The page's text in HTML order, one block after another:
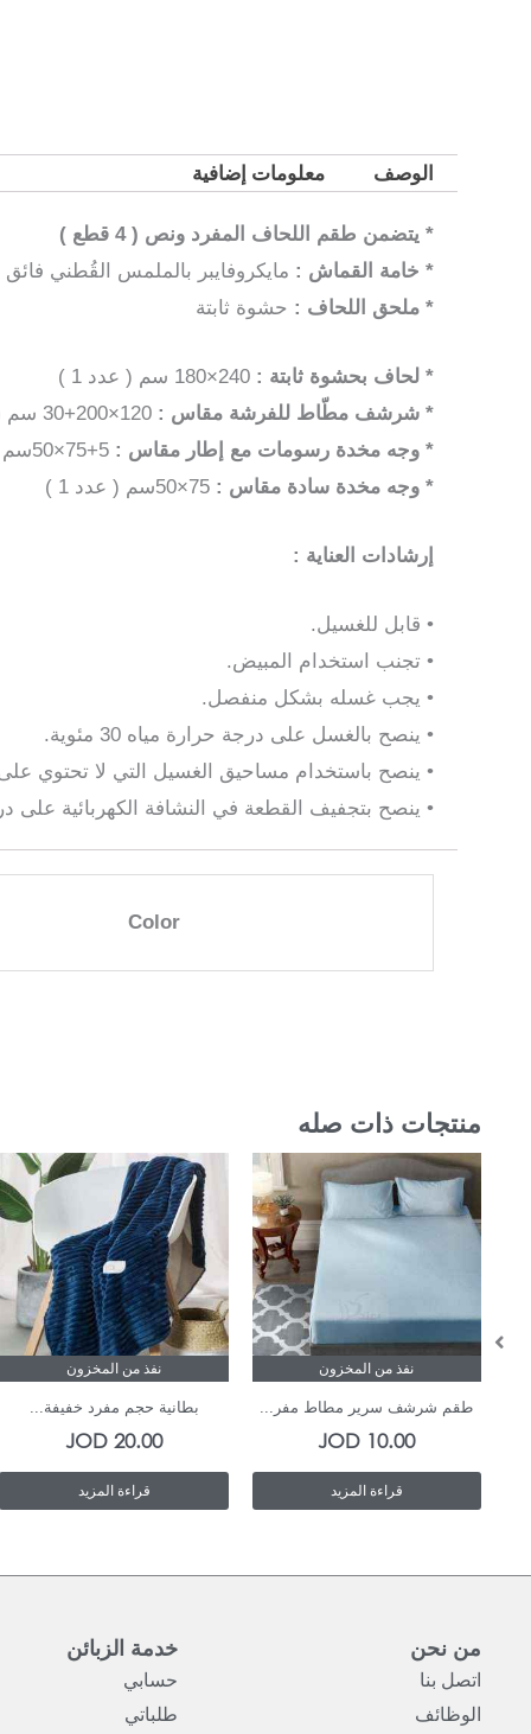
الوصف معلومات إضافية
* يتضمن طقم اللحاف المفرد ونص ( 4 قطع )
* خامة القماش : مايكروفايبر بالملمس القُطني فائق
* ملحق اللحاف : حشوة ثابتة
* لحاف بحشوة ثابتة :
* شرشف مطّاط للفرشة مقاس :
* وجه مخدة رسومات مع إطار مقاس :
* وجه مخدة سادة مقاس :
إرشادات العناية :
• قابل للغسيل.
• تجنب استخدام المبيض.
• يجب غسله بشكل منفصل.
• ينصح بالغسل على درجة حرارة مياه 30 مئوية.
• ينصح باستخدام مساحيق الغسيل التي لا تحتوي
• ينصح بتجفيف القطعة في النشافة الكهربائية
Color
منتجات ذات صله
نفذ من المخزون
طقم شرشف سرير مطاط مفر...
10.00
JOD
قراءة المزيد
نفذ من المخزون
بطانية حجم مفرد خفيفة...
20.00
JOD
قراءة المزيد
من نحن
اتصل بنا
الوظائف
خدمة الزبائن
حسابي
طلباتي